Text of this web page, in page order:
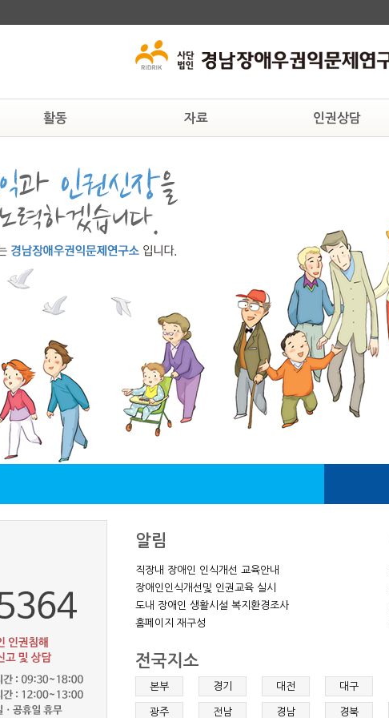
활동
공지사항
현상속연구소
보도자료
뉴스자료
자료
인권자료
법률자료
일반자료
인권상담
알림
직장내 장애인 인식개선 교육안내
장애인인식개선및 인권교육 실시
도내 장애인 생활시설 복지환경조사
홈페이지 재구성
전국지소
본부 경기 대전 대구
광주 전남 경남 경북